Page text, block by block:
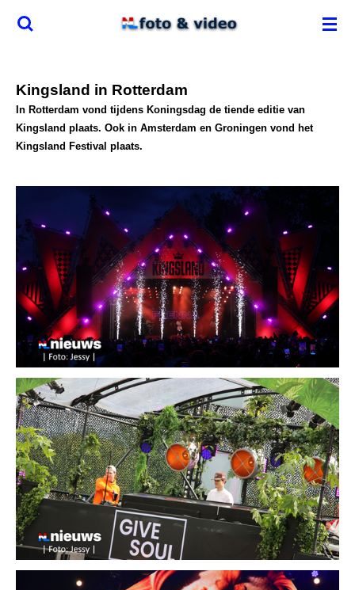
Ga
direct
hoofdinhoud
Kingsland in Rotterdam
In Rotterdam vond tijdens Koningsdag de tiende editie van
Kingsland plaats. Ook in Amsterdam en Groningen vond het
Kingsland Festival plaats.